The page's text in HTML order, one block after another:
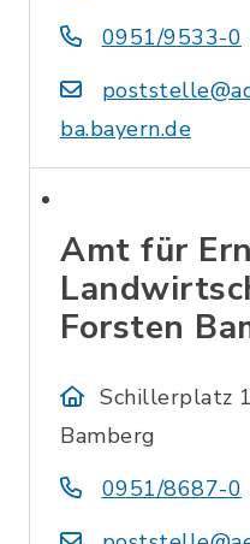
0951/9533-0
ba.bayern.de
Amt für
Forsten
Schillerplatz
Bamberg
0951/8687-0